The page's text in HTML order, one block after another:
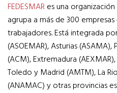
FEDESMARes una
agrupa a más de 300
trabajadores. Está integrada
(ASOEMAR), Asturias (ASAMA),
(ACM), Extremadura
Toledo y Madrid (AMTM), La
(ANAMAC) y otras provincias